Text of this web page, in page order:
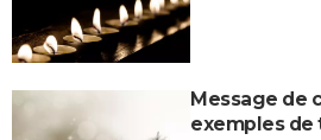
Message de
exemples de